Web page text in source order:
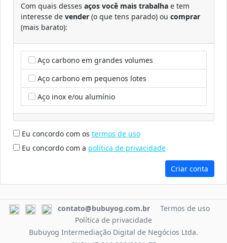
Com quais desses aços você mais trabalhae tem
interesse de vender(o que tens parado) ou comprar
(mais barato):
Aço carbono em grandes volumes
Aço carbono em pequenos lotes
Aço inox e/ou alumínio
Eu concordo com os termos de uso
Eu concordo com a política de privacidade
Criar conta
contato@bubuyog.com.br
Termos de uso
Política de privacidade
Bubuyog Intermediação Digital de Negócios Ltda.